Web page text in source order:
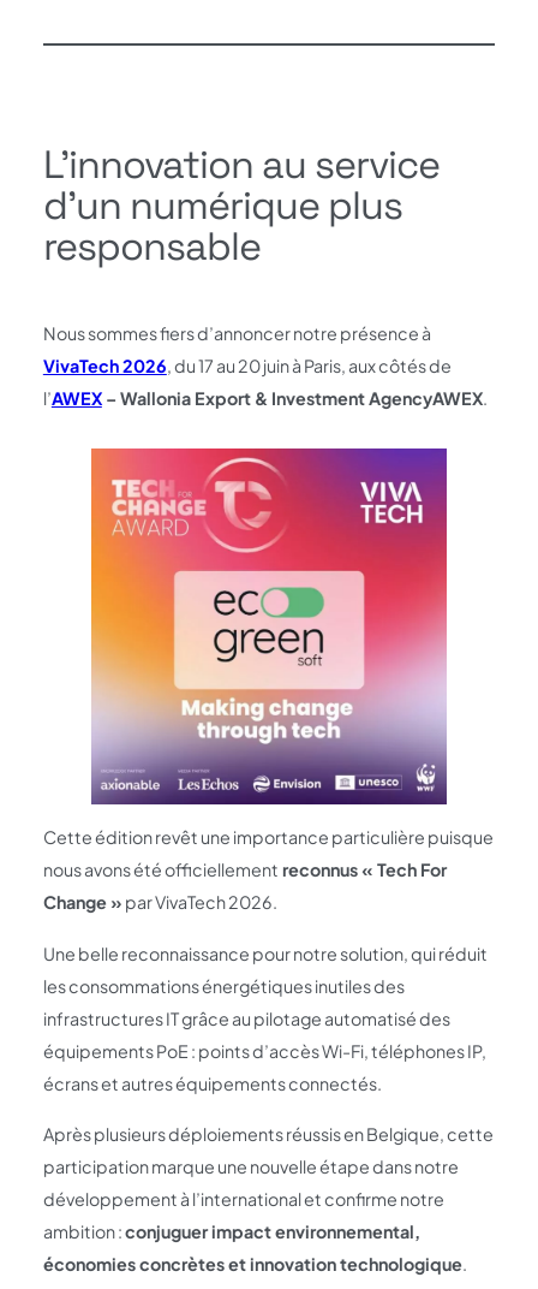
L’innovation au service
d’un numérique plus
responsable
Nous sommes fiers d’annoncer notre présence à
VivaTech 2026 , du 17 au 20 juin à Paris, aux côtés de
l’AWEX– Wallonia Export & Investment AgencyAWEX.
Cette édition revêt une importance particulière puisque
nous avons été officiellement reconnus « Tech For
Change » par VivaTech 2026.
Une belle reconnaissance pour notre solution, qui réduit
les consommations énergétiques inutiles des
infrastructures IT grâce au pilotage automatisé des
équipements PoE : points d’accès Wi-Fi, téléphones IP,
écrans et autres équipements connectés.
Après plusieurs déploiements réussis en Belgique, cette
participation marque une nouvelle étape dans notre
développement à l’international et confirme notre
ambition :conjuguer impact environnemental,
économies concrètes et innovation technologique.